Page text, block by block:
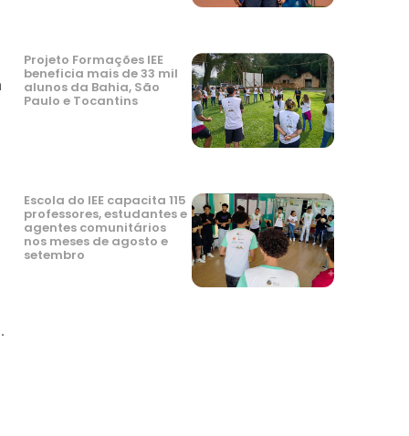
Projeto Formações IEE
beneficia mais de 33 mil
alunos da Bahia, São
Paulo e Tocantins
Escola do IEE capacita 115
professores, estudantes e
agentes comunitários
nos meses de agosto e
setembro